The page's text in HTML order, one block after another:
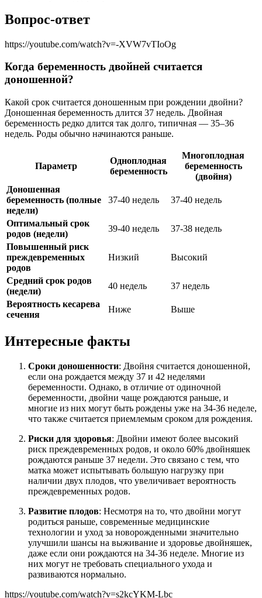
Вопрос-ответ
https://youtube.com/watch?v=-XVW7vTIoOg
Когда беременность двойней считается
доношенной?
Какой срок считается доношенным при рождении двойни?
Доношенная беременность длится 37 недель. Двойная
беременность редко длится так долго, типичная — 35–36
недель. Роды обычно начинаются раньше.
Параметр
Одноплодная
беременность
Многоплодная
беременность
(двойня)
Доношенная
беременность (полные
недели)
37-40 недель 37-40 недель
Оптимальный срок
родов (недели)
39-40 недель
37-38 недель
Повышенный риск
преждевременных
родов
Низкий Высокий
Средний срок родов
(недели)
40 недель
37 недель
Вероятность кесарева
сечения
Ниже Выше
Интересные факты
Сроки доношенности: Двойня считается доношенной,
если она рождается между 37 и 42 неделями
беременности. Однако, в отличие от одиночной
беременности, двойни чаще рождаются раньше, и
многие из них могут быть рождены уже на 34-36 неделе,
что также считается приемлемым сроком для рождения.
Риски для здоровья: Двойни имеют более высокий
риск преждевременных родов, и около 60% двойняшек
рождаются раньше 37 недели. Это связано с тем, что
матка может испытывать большую нагрузку при
наличии двух плодов, что увеличивает вероятность
преждевременных родов.
Развитие плодов: Несмотря на то, что двойни могут
родиться раньше, современные медицинские
технологии и уход за новорожденными значительно
улучшили шансы на выживание и здоровье двойняшек,
даже если они рождаются на 34-36 неделе. Многие из
них могут не требовать специального ухода и
развиваются нормально.
https://youtube.com/watch?v=s2kcYKM-Lbc